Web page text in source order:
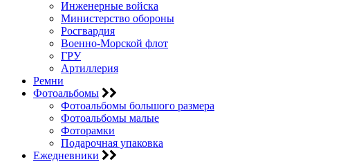
Инженерные войска
Министерство обороны
Росгвардия
Военно-Морской флот
ГРУ
Артиллерия
Ремни
Фотоальбомы
Фотоальбомы большого размера
Фотоальбомы малые
Фоторамки
Подарочная упаковка
Ежедневники